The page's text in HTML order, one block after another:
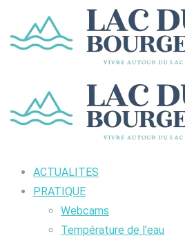
ACTUALITES
PRATIQUE
Webcams
Température de l’eau